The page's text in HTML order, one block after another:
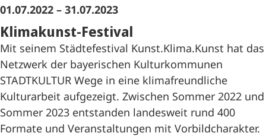
01.07.2022 – 31.07.2023
Klimakunst-Festival
Mit seinem Städtefestival Kunst.Klima.Kunst hat das
Netzwerk der bayerischen Kulturkommunen
STADTKULTUR Wege in eine klimafreundliche
Kulturarbeit aufgezeigt. Zwischen Sommer 2022 und
Sommer 2023 entstanden landesweit rund 400
Formate und Veranstaltungen mit Vorbildcharakter.